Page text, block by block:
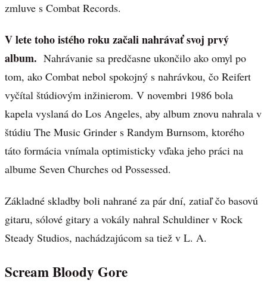
zmluve s Combat Records.
V lete toho istého roku začali nahrávať svoj prvý
album. Nahrávanie sa predčasne ukončilo ako omyl po
tom, ako Combat nebol spokojný s nahrávkou, čo Reifert
vyčítal štúdiovým inžinierom. V novembri 1986 bola
kapela vyslaná do Los Angeles, aby album znovu nahrala v
štúdiu The Music Grinder s Randym Burnsom, ktorého
táto formácia vnímala optimisticky vďaka jeho práci na
albume Seven Churches od Possessed.
Základné skladby boli nahrané za pár dní, zatiaľ čo basovú
gitaru, sólové gitary a vokály nahral Schuldiner v Rock
Steady Studios, nachádzajúcom sa tiež v L. A.
Scream Bloody Gore